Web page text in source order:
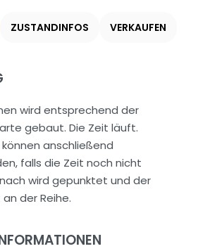
ZUSTANDINFOS VERKAUFEN
wird entsprechend der
gebaut. Die Zeit läuft.
anschließend
falls die Zeit noch nicht
wird gepunktet und der
der Reihe.